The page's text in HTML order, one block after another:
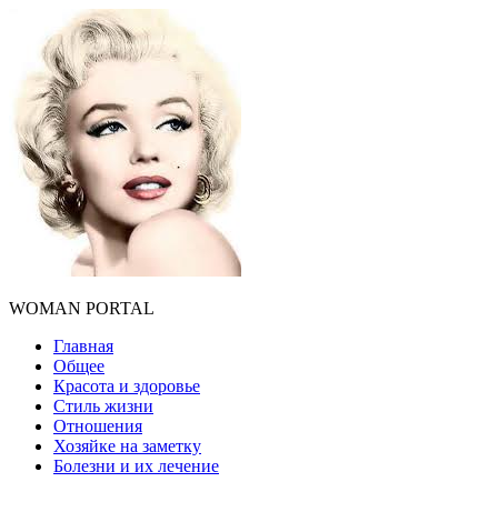
WOMAN PORTAL
Главная
Общее
Красота и здоровье
Стиль жизни
Отношения
Хозяйке на заметку
Болезни и их лечение